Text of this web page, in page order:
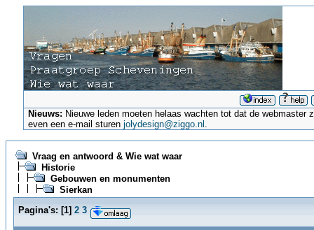
Nieuws: Nieuwe leden moeten helaas wachten tot dat de
even een e-mail sturenjolydesign@ziggo.nl .
Vraag en antwoord & Wie wat waar
Historie
Gebouwen en monumenten
Sierkan
Pagina's: [1] 2 3